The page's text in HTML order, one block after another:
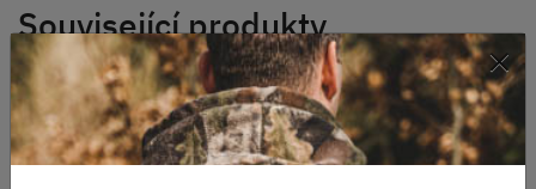
Související produkty
×